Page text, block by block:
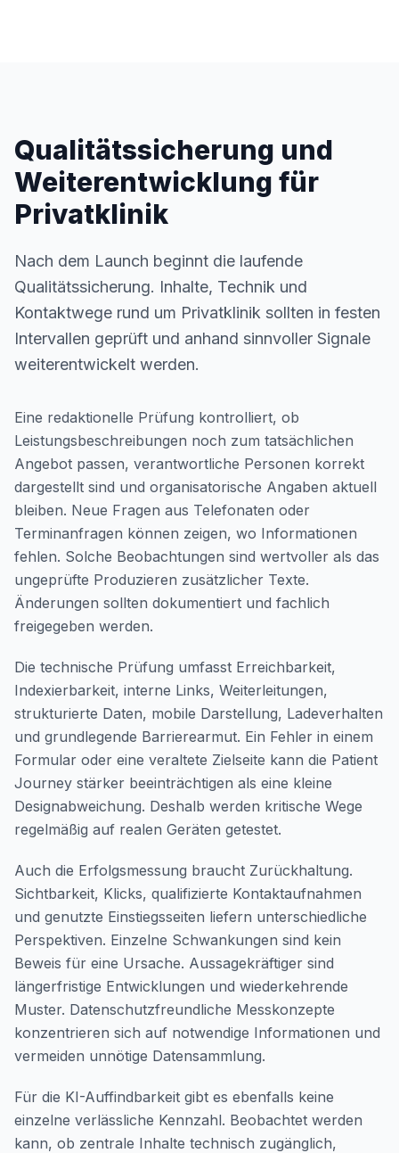
Qualitätssicherung und
Weiterentwicklung für
Privatklinik
Nach dem Launch beginnt die laufende
Qualitätssicherung. Inhalte, Technik und
Kontaktwege rund um Privatklinik sollten in festen
Intervallen geprüft und anhand sinnvoller Signale
weiterentwickelt werden.
Eine redaktionelle Prüfung kontrolliert, ob
Leistungsbeschreibungen noch zum tatsächlichen
Angebot passen, verantwortliche Personen korrekt
dargestellt sind und organisatorische Angaben aktuell
bleiben. Neue Fragen aus Telefonaten oder
Terminanfragen können zeigen, wo Informationen
fehlen. Solche Beobachtungen sind wertvoller als das
ungeprüfte Produzieren zusätzlicher Texte.
Änderungen sollten dokumentiert und fachlich
freigegeben werden.
Die technische Prüfung umfasst Erreichbarkeit,
Indexierbarkeit, interne Links, Weiterleitungen,
strukturierte Daten, mobile Darstellung, Ladeverhalten
und grundlegende Barrierearmut. Ein Fehler in einem
Formular oder eine veraltete Zielseite kann die Patient
Journey stärker beeinträchtigen als eine kleine
Designabweichung. Deshalb werden kritische Wege
regelmäßig auf realen Geräten getestet.
Auch die Erfolgsmessung braucht Zurückhaltung.
Sichtbarkeit, Klicks, qualifizierte Kontaktaufnahmen
und genutzte Einstiegsseiten liefern unterschiedliche
Perspektiven. Einzelne Schwankungen sind kein
Beweis für eine Ursache. Aussagekräftiger sind
längerfristige Entwicklungen und wiederkehrende
Muster. Datenschutzfreundliche Messkonzepte
konzentrieren sich auf notwendige Informationen und
vermeiden unnötige Datensammlung.
Für die KI-Auffindbarkeit gibt es ebenfalls keine
einzelne verlässliche Kennzahl. Beobachtet werden
kann, ob zentrale Inhalte technisch zugänglich,